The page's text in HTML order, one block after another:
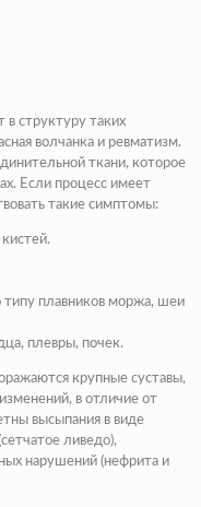
в структуру таких
волчанка и ревматизм.
ткани, которое
Если процесс имеет
такие симптомы:
плавников моржа, шеи
плевры, почек.
крупные суставы,
в отличие от
высыпания в виде
ливедо),
нарушений (нефрита и